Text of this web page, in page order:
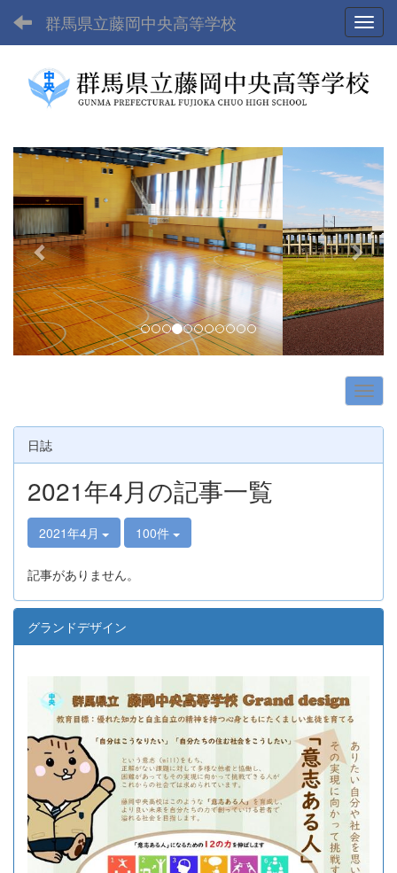
群馬県立藤岡中央高等学校
p
e
v
i
o
u
s
n
e
x
t
日誌
2021年4月の記事一覧
2021年4月 100件
記事がありません。
グランドデザイン